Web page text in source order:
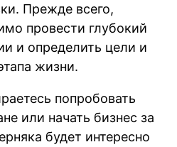
Прежде всего,
провести глубокий
и определить цели и
жизни.
попробовать
или начать бизнес за
будет интересно